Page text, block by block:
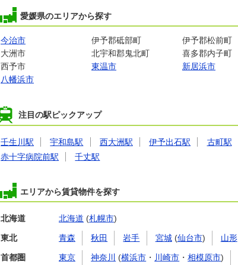
愛媛県のエリアから探す
今治市 伊予郡砥部町 伊予郡松前町
大洲市
北宇和郡鬼北町 喜多郡内子町
西予市
東温市 新居浜市
八幡浜市
注目の駅ピックアップ
壬生川駅 宇和島駅 西大洲駅 伊予出石駅 古町駅
赤十字病院前駅
千丈駅
エリアから賃貸物件を探す
北海道 北海道 (札幌市)
東北 青森 秋田 岩手 宮城(仙台市) 山形
首都圏 東京 神奈川 (横浜市 ・ 川崎市 ・相模原市)